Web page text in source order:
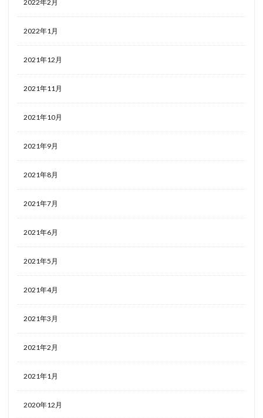
2022年2月
2022年1月
2021年12月
2021年11月
2021年10月
2021年9月
2021年8月
2021年7月
2021年6月
2021年5月
2021年4月
2021年3月
2021年2月
2021年1月
2020年12月